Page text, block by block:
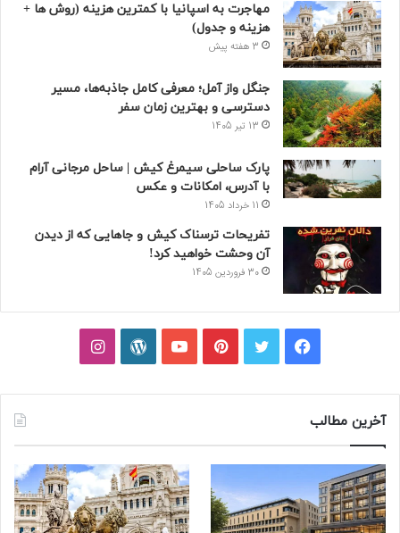
مهاجرت به اسپانیا با کمترین هزینه (روش ها +
هزینه و جدول)
3 هفته پیش
جنگل واز آمل؛ معرفی کامل جاذبه‌ها، مسیر
دسترسی و بهترین زمان سفر
13 تیر 1405
پارک ساحلی سیمرغ کیش | ساحل مرجانی آرام
با آدرس، امکانات و عکس
11 خرداد 1405
تفریحات ترسناک کیش و جاهایی که از دیدن
آن وحشت خواهید کرد!
30 فروردین 1405
فیسبوکتوییترپینتریستیوتیوبوردپرساینستاگرام
آخرین مطالب